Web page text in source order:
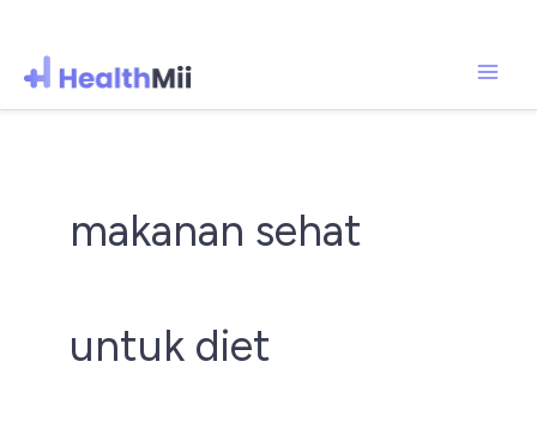
makanan sehat
untuk diet